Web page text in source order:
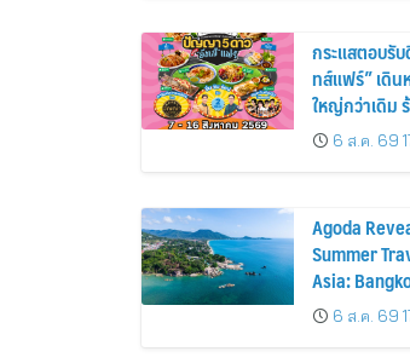
กระแสตอบรั
ทส์แฟร์” เดิ
ใหญ่กว่าเดิม
10 วันเต็ม!
6 ส.ค. 69
Agoda
Summer
Asia:
and Pattaya
Cities
6 ส.ค. 69